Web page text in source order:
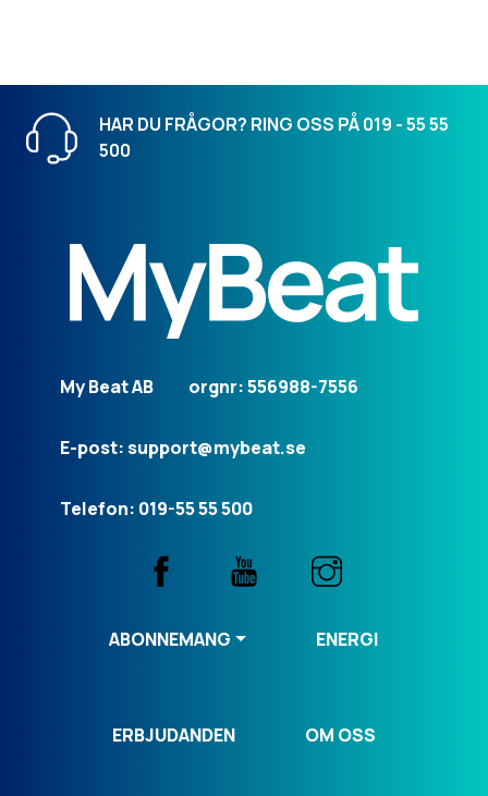
HAR DU FRÅGOR? RING OSS PÅ 019 - 55 55
500
My Beat AB orgnr: 556988-7556
E-post: support@mybeat.se
Telefon: 019-55 55 500
ABONNEMANG ENERGI
ERBJUDANDEN OM OSS